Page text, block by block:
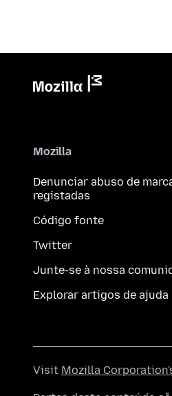
Mozilla
Denunciar abuso de
registadas
Código fonte
Twitter
Junte-se à nossa
Explorar artigos de ajuda
Visit Mozilla